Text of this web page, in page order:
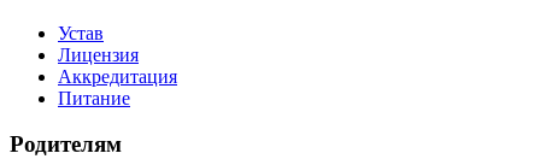
Устав
Лицензия
Аккредитация
Питание
Родителям